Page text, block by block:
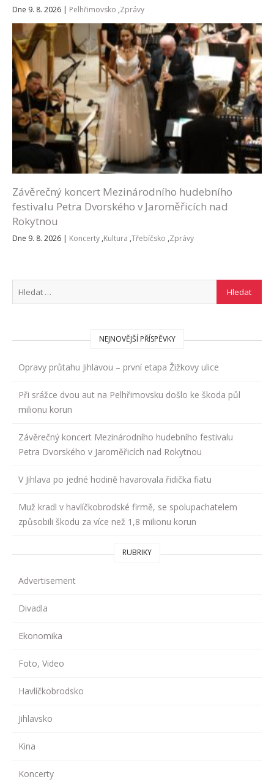
Dne 9. 8. 2026 | Pelhřimovsko ,Zprávy
Závěrečný koncert Mezinárodního hudebního
festivalu Petra Dvorského v Jaroměřicích nad
Rokytnou
Dne 9. 8. 2026 | Koncerty ,Kultura ,Třebíčsko ,Zprávy
NEJNOVĚJŠÍ PŘÍSPĚVKY
Opravy průtahu Jihlavou – první etapa Žižkovy ulice
Při srážce dvou aut na Pelhřimovsku došlo ke škoda půl
milionu korun
Závěrečný koncert Mezinárodního hudebního festivalu
Petra Dvorského v Jaroměřicích nad Rokytnou
V Jihlava po jedné hodině havarovala řidička fiatu
Muž kradl v havlíčkobrodské firmě, se spolupachatelem
způsobili škodu za více než 1,8 milionu korun
RUBRIKY
Advertisement
Divadla
Ekonomika
Foto, Video
Havlíčkobrodsko
Jihlavsko
Kina
Koncerty